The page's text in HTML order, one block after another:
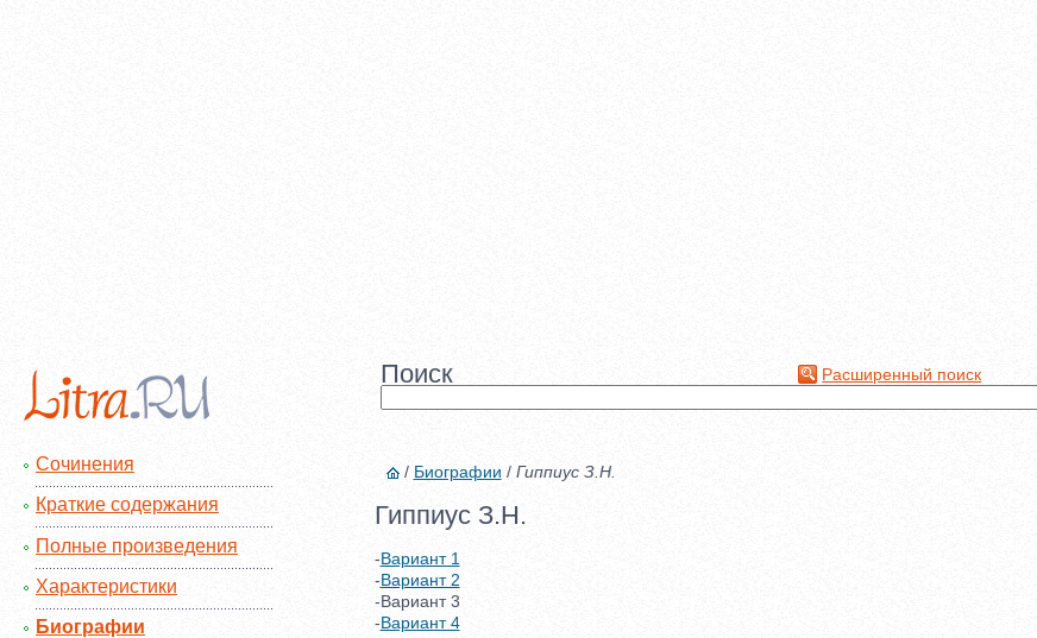
Поиск Расширенный поиск
Сочинения
Краткие содержания
Полные произведения
Характеристики
Биографии
/ Биографии / Гиппиус З.Н.
Гиппиус З.Н.
-Вариант 1
-Вариант 2
-Вариант 3
-Вариант 4